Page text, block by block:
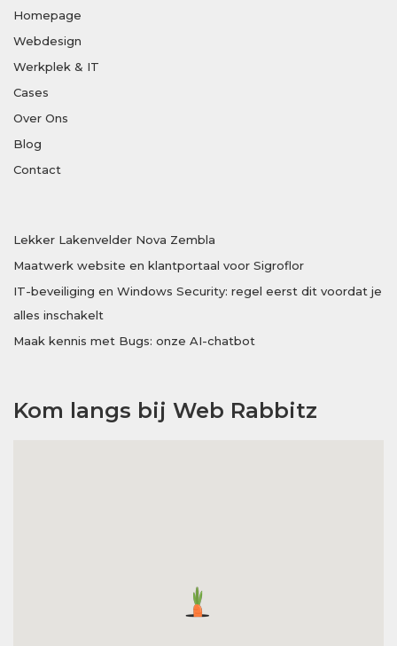
Homepage
Webdesign
Werkplek & IT
Cases
Over Ons
Blog
Contact
Lekker Lakenvelder Nova Zembla
Maatwerk website en klantportaal voor Sigroflor
IT-beveiliging en Windows Security: regel eerst dit voordat je
alles inschakelt
Maak kennis met Bugs: onze AI-chatbot
Kom langs bij Web Rabbitz